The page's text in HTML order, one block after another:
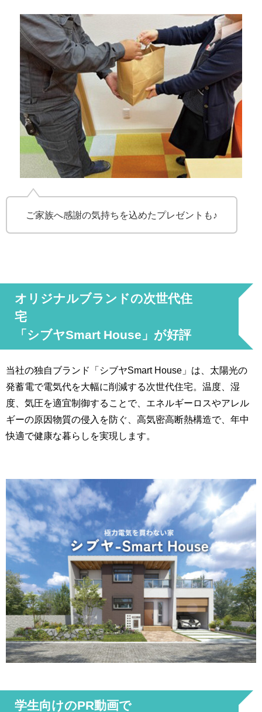
ご家族へ感謝の気持ちを込めたプレゼントも♪
オリジナルブランドの次世代住
宅
「シブヤSmart House」が好評
当社の独自ブランド「シブヤSmart House」は、太陽光の
発蓄電で電気代を大幅に削減する次世代住宅。温度、湿
度、気圧を適宜制御することで、エネルギーロスやアレル
ギーの原因物質の侵入を防ぐ、高気密高断熱構造で、年中
快適で健康な暮らしを実現します。
学生向けのPR動画で